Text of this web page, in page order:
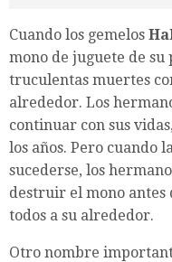
Cuando los gemelos
mono de juguete de su
truculentas muertes
alrededor. Los
continuar con sus
los años. Pero cuando
sucederse, los
destruir el mono antes
todos a su alrededor.
Otro nombre